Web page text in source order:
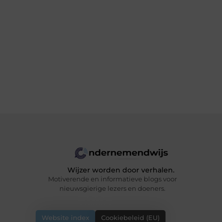
Wijzer worden door verhalen.
Motiverende en informatieve blogs voor
nieuwsgierige lezers en doeners.
Website index Cookiebeleid (EU)